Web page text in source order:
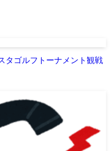
タゴルフトーナメント観戦